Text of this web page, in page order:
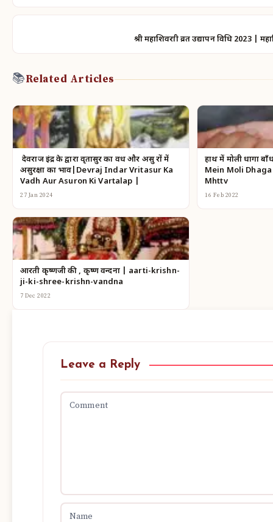
श्री महाशिवरात्री व्रत उद्यापन विधि 2023 |
📚Related Articles
देवराज इंद्र के द्वारा वृतासुर का वध और असु रों में
असुरक्षा का भाव|Devraj Indar Vritasur Ka
Vadh Aur Asuron Ki Vartalap |
27 Jan 2024
हाथ में मोली धागा
Mein Moli
Mhttv
16 Feb 2022
आरती कृष्णजी की , कृष्ण वन्दना | aarti-krishn-
ji-ki-shree-krishn-vandna
7 Dec 2022
Leave a Reply